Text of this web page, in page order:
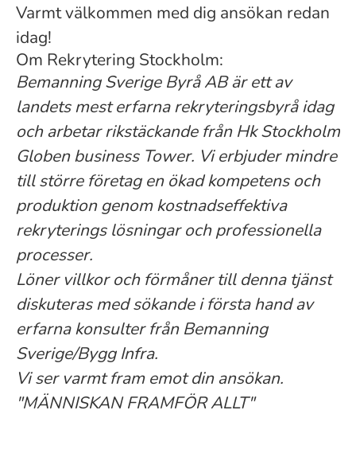
Varmt välkommen med dig ansökan redan
idag!
Om Rekrytering Stockholm:
Bemanning Sverige Byrå AB är ett av
landets mest erfarna rekryteringsbyrå idag
och arbetar rikstäckande från Hk Stockholm
Globen business Tower. Vi erbjuder mindre
till större företag en ökad kompetens och
produktion genom kostnadseffektiva
rekryterings lösningar och professionella
processer.
Löner villkor och förmåner till denna tjänst
diskuteras med sökande i första hand av
erfarna konsulter från Bemanning
Sverige/Bygg Infra.
Vi ser varmt fram emot din ansökan.
"MÄNNISKAN FRAMFÖR ALLT"